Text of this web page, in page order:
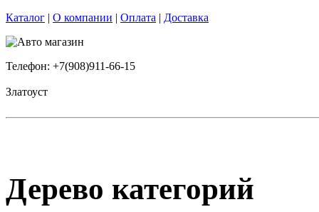
Каталог | О компании | Оплата | Доставка
Телефон: +7(908)911-66-15
Златоуст
Дерево категорий